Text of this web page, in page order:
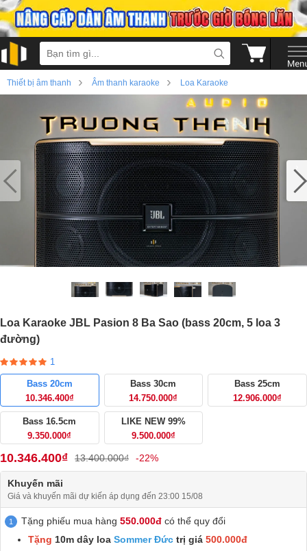
Thiết bị âm thanh › Âm thanh karaoke › Loa Karaoke
Loa Karaoke JBL Pasion 8 Ba Sao (bass 20cm, 5 loa 3
đường)
1
Bass 20cm
10.346.400₫
Bass 30cm
14.750.000₫
Bass 25cm
12.906.000₫
Bass 16.5cm
9.350.000₫
LIKE NEW 99%
9.500.000₫
10.346.400₫ 13.400.000₫ -22%
Khuyến mãi
Giá và khuyến mãi dự kiến áp dụng đến 23:00 15/08
Tặng phiếu mua hàng 550.000đ có thể quy đổi
Tặng 10m dây loa Sommer Đức trị giá 500.000đ